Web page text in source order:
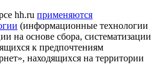
hh.ru применяются
(информационные технологии
на основе сбора, систематизации
к предпочтениям
находящихся на территории